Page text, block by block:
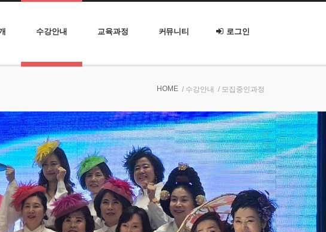
수강안내 교육과정 커뮤니티 로그인
HOME / 수강안내 / 모집중인과정